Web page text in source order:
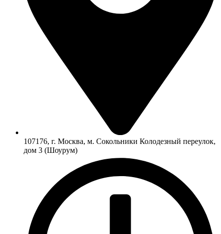
107176, г. Москва, м. Сокольники Колодезный переулок,
дом 3 (Шоурум)